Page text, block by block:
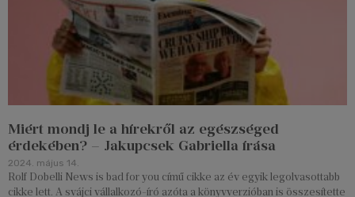
Miért mondj le a hírekről az egészséged
érdekében? – Jakupcsek Gabriella írása
2024. május 14.
Rolf Dobelli News is bad for you című cikke az év egyik legolvasottabb
cikke lett. A svájci vállalkozó-író azóta a könyvverzióban is összesítette